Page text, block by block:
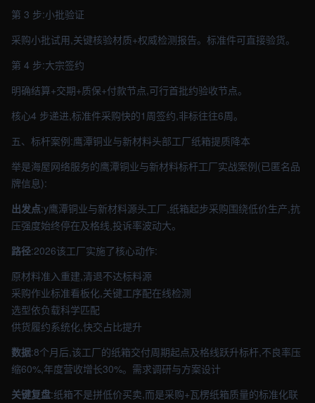
第 3 步:小批验证
采购小批试用,关键核验材质+权威检测报告。标准件可直接验货。
第 4 步:大宗签约
明确结算+交期+质保+付款节点,可行首批约验收节点。
核心4 步递进,标准件采购快的1周签约,非标往往6周。
五、标杆案例:鹰潭铜业与新材料头部工厂纸箱提质降本
举是海屋网络服务的鹰潭铜业与新材料标杆工厂实战案例(已匿名品
牌信息):
出发点:y鹰潭铜业与新材料源头工厂,纸箱起步采购围绕低价生产,抗
压强度始终停在及格线,投诉率波动大。
路径:2026该工厂实施了核心动作:
原材料准入重建,清退不达标料源
采购作业标准看板化,关键工序配在线检测
选型依负载科学匹配
供货履约系统化,快交占比提升
数据:8个月后,该工厂的纸箱交付周期起点及格线跃升标杆,不良率压
缩60%,年度营收增长30%。需求调研与方案设计
关键复盘:纸箱不是拼低价买卖,而是采购+瓦楞纸箱质量的标准化联